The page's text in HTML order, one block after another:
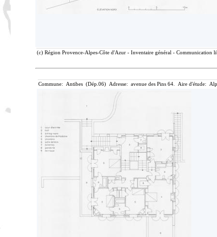
(c) Région Provence-Alpes-Côte d'Azur - Inventaire général - Communication
Commune: Antibes (Dép.06) Adresse: avenue des Pins 64. Aire d'étude: